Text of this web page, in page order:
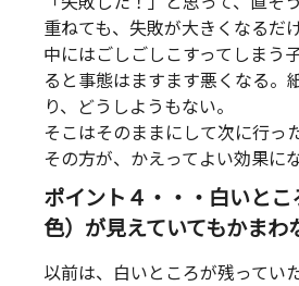
重ねても、失敗が大きくなるだけ
中にはごしごしこすってしまう
ると事態はますます悪くなる。
り、どうしようもない。
そこはそのままにして次に行っ
その方が、かえってよい効果に
ポイント４・・・白いとこ
色）が見えていてもかまわ
以前は、白いところが残ってい